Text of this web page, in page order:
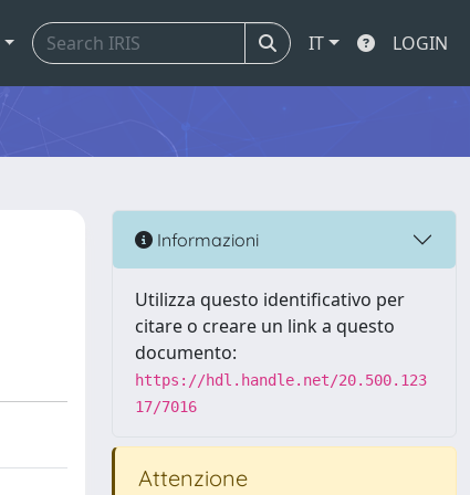
IT LOGIN
Informazioni
Utilizza questo identificativo per
citare o creare un link a questo
documento:
https://hdl.handle.net/20.500.123
17/7016
Attenzione